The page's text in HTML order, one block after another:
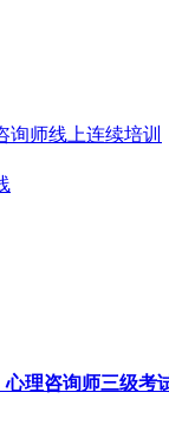
询师线上连续培训
理咨询师三级考